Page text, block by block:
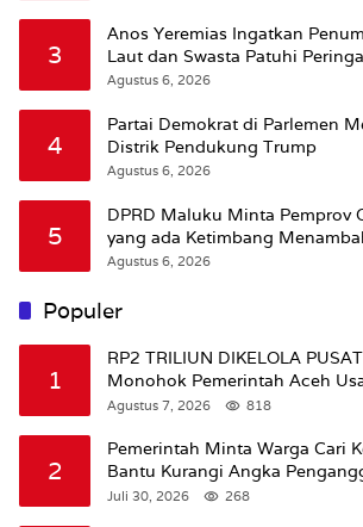
3
Anos Yeremias Ingatkan
Laut dan Swasta Patuhi
Agustus 6, 2026
4
Partai Demokrat di Parlemen
Distrik Pendukung Trump
Agustus 6, 2026
5
DPRD Maluku Minta Pemprov
yang ada Ketimbang
Agustus 6, 2026
Populer
1
RP2 TRILIUN DIKELOLA
Monohok Pemerintah Aceh
Amran Soal Dana Pertanian
Agustus 7, 2026 818
2
Pemerintah Minta Warga Cari
Bantu Kurangi Angka
Juli 30, 2026 268